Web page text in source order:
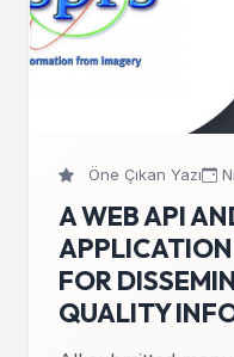
Öne Çıkan Yazı
A WEB API
FOR
QUALITY